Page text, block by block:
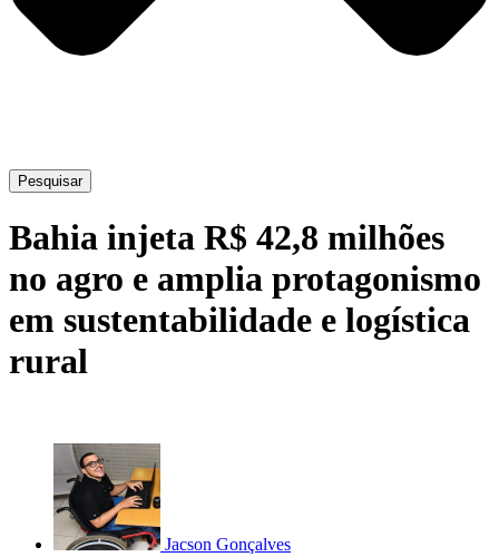
Pesquisar
Bahia injeta R$ 42,8 milhões
no agro e amplia protagonismo
em sustentabilidade e logística
rural
Jacson Gonçalves